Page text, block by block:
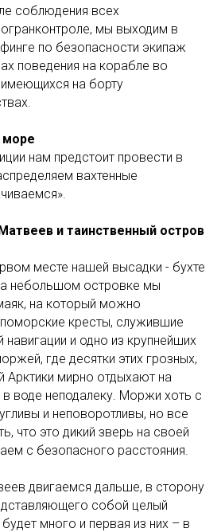
соблюдения всех
мы выходим в
по безопасности экипаж
поведения на корабле во
на борту
море
нам предстоит провести в
вахтенные
и таинственный остров
месте нашей высадки - бухте
небольшом островке мы
на который можно
кресты, служившие
и одно из крупнейших
где десятки этих грозных,
Арктики мирно отдыхают на
в воде неподалеку. Моржи хоть с
и неповоротливы, но все
что это дикий зверь на своей
с безопасного расстояния.
двигаемся дальше, в сторону
собой целый
много и первая из них – в